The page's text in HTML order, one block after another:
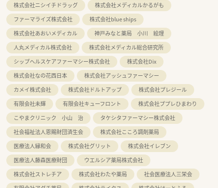
株式会社ニシイチドラッグ
株式会社メディカルかるがも
ファーマライズ株式会社
株式会社blue ships
株式会社あおいメディカル
神戸みなと薬局 小川 絵理
人丸メディカル株式会社
株式会社メディカル総合研究所
シップヘルスケアファーマシー株式会社
株式会社Dix
株式会社なの花西日本
株式会社アッシュファーマシー
カメイ株式会社
株式会社ドルトアップ
株式会社プレジール
有限会社未輝
有限会社キューフロント
株式会社ププレひまわり
こやまクリニック 小山 治
タケシタファーマシー株式会社
社会福祉法人恩賜財団済生会
株式会社こころ調剤薬局
医療法人縁和会
株式会社グリット
株式会社イレブン
医療法人藤森医療財団
ウエルシア薬局株式会社
株式会社ストレチア
株式会社わたや薬局
社会医療法人三栄会